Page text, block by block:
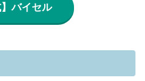
】バイセル